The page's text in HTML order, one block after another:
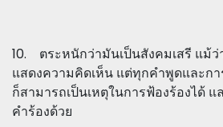
10. ตระหนักว่ามันเป็นสังคมเสรี แม้
แสดงความคิดเห็น แต่ทุกคำพูดและก
ก็สามารถเป็นเหตุในการฟ้องร้องได้
คำร้องด้วย